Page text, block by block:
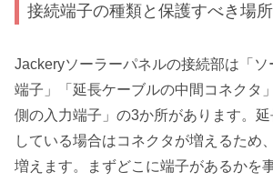
接続端子の種類と保護すべき場所
Jackeryソーラーパネルの接続部は「
端子」「延長ケーブルの中間コネクタ
側の入力端子」の3か所があります。
している場合はコネクタが増えるため
増えます。まずどこに端子があるかを